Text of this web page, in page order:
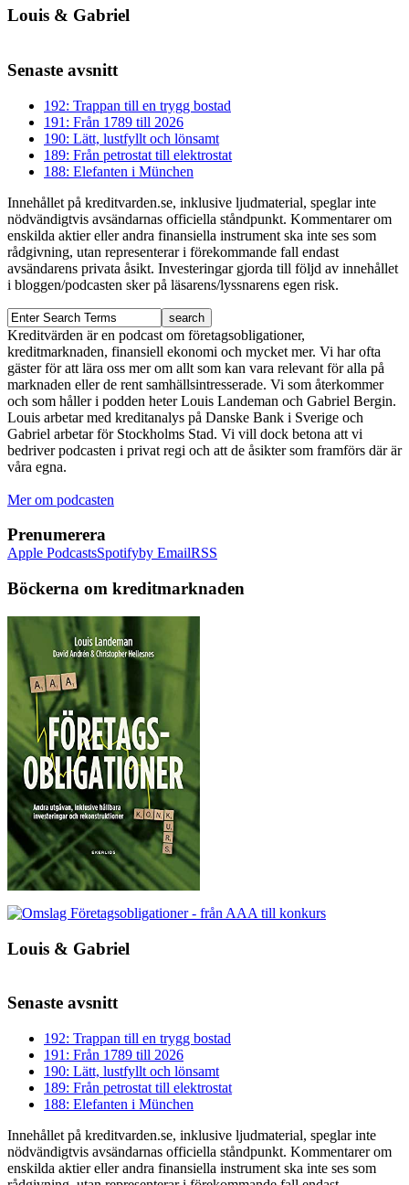
Louis & Gabriel
Senaste avsnitt
192: Trappan till en trygg bostad
191: Från 1789 till 2026
190: Lätt, lustfyllt och lönsamt
189: Från petrostat till elektrostat
188: Elefanten i München
Innehållet på kreditvarden.se, inklusive ljudmaterial, speglar inte
nödvändigtvis avsändarnas officiella ståndpunkt. Kommentarer om
enskilda aktier eller andra finansiella instrument ska inte ses som
rådgivning, utan representerar i förekommande fall endast
avsändarens privata åsikt. Investeringar gjorda till följd av innehållet
i bloggen/podcasten sker på läsarens/lyssnarens egen risk.
Kreditvärden är en podcast om företagsobligationer,
kreditmarknaden, finansiell ekonomi och mycket mer. Vi har ofta
gäster för att lära oss mer om allt som kan vara relevant för alla på
marknaden eller de rent samhällsintresserade. Vi som återkommer
och som håller i podden heter Louis Landeman och Gabriel Bergin.
Louis arbetar med kreditanalys på Danske Bank i Sverige och
Gabriel arbetar för Stockholms Stad. Vi vill dock betona att vi
bedriver podcasten i privat regi och att de åsikter som framförs där är
våra egna.
Mer om podcasten
Prenumerera
Apple PodcastsSpotifyby EmailRSS
Böckerna om kreditmarknaden
Louis & Gabriel
Senaste avsnitt
192: Trappan till en trygg bostad
191: Från 1789 till 2026
190: Lätt, lustfyllt och lönsamt
189: Från petrostat till elektrostat
188: Elefanten i München
Innehållet på kreditvarden.se, inklusive ljudmaterial, speglar inte
nödvändigtvis avsändarnas officiella ståndpunkt. Kommentarer om
enskilda aktier eller andra finansiella instrument ska inte ses som